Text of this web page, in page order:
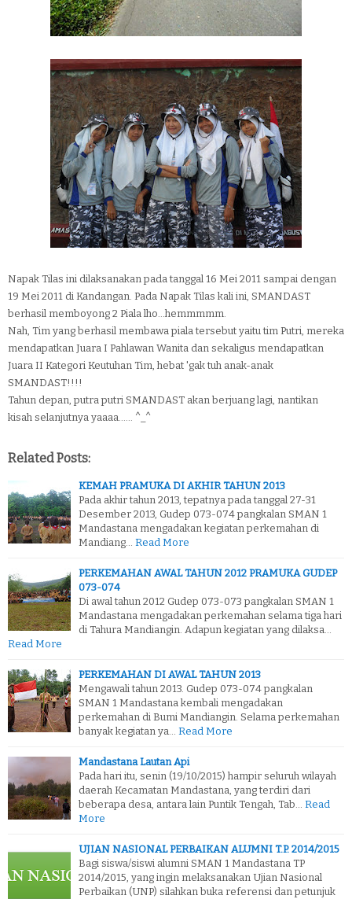
Napak Tilas ini dilaksanakan pada tanggal 16 Mei 2011 sampai dengan
19 Mei 2011 di Kandangan. Pada Napak Tilas kali ini, SMANDAST
berhasil memboyong 2 Piala lho...hemmmmm.
Nah, Tim yang berhasil membawa piala tersebut yaitu tim Putri, mereka
mendapatkan Juara I Pahlawan Wanita dan sekaligus mendapatkan
Juara II Kategori Keutuhan Tim, hebat 'gak tuh anak-anak
SMANDAST!!!!
Tahun depan, putra putri SMANDAST akan berjuang lagi, nantikan
kisah selanjutnya yaaaa...... ^_^
Related Posts:
KEMAH PRAMUKA DI AKHIR TAHUN 2013
Pada akhir tahun 2013, tepatnya pada tanggal 27-31
Desember 2013, Gudep 073-074 pangkalan SMAN 1
Mandastana mengadakan kegiatan perkemahan di
Mandiang… Read More
PERKEMAHAN AWAL TAHUN 2012 PRAMUKA GUDEP
073-074
Di awal tahun 2012 Gudep 073-073 pangkalan SMAN 1
Mandastana mengadakan perkemahan selama tiga hari
di Tahura Mandiangin. Adapun kegiatan yang dilaksa…
Read More
PERKEMAHAN DI AWAL TAHUN 2013
Mengawali tahun 2013. Gudep 073-074 pangkalan
SMAN 1 Mandastana kembali mengadakan
perkemahan di Bumi Mandiangin. Selama perkemahan
banyak kegiatan ya… Read More
Mandastana Lautan Api
Pada hari itu, senin (19/10/2015) hampir seluruh wilayah
daerah Kecamatan Mandastana, yang terdiri dari
beberapa desa, antara lain Puntik Tengah, Tab… Read
More
UJIAN NASIONAL PERBAIKAN ALUMNI T.P. 2014/2015
Bagi siswa/siswi alumni SMAN 1 Mandastana TP
2014/2015, yang ingin melaksanakan Ujian Nasional
Perbaikan (UNP) silahkan buka referensi dan petunjuk